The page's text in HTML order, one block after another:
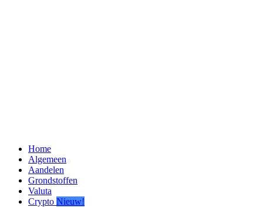
Home
Algemeen
Aandelen
Grondstoffen
Valuta
Crypto Nieuw!